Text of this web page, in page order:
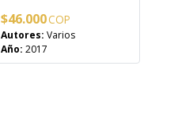
$46.000
Autores: Varios
Año: 2017